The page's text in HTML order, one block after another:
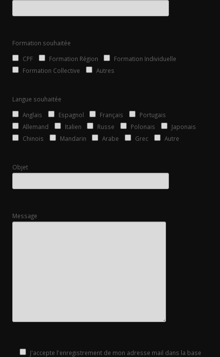
Formation souhaitée
CPF
Formation Région
Formation Individuelle
Formation Collective
Autres
Langue souhaitée
Anglais
Espagnol Français
Portugais
Allemand
Italien Russe Polonais
Japonais
Chinois
Mandarin Arabe Grec Autre
Objet
Message
J'accepte l'enregistrement de mon adresse mail dans la base